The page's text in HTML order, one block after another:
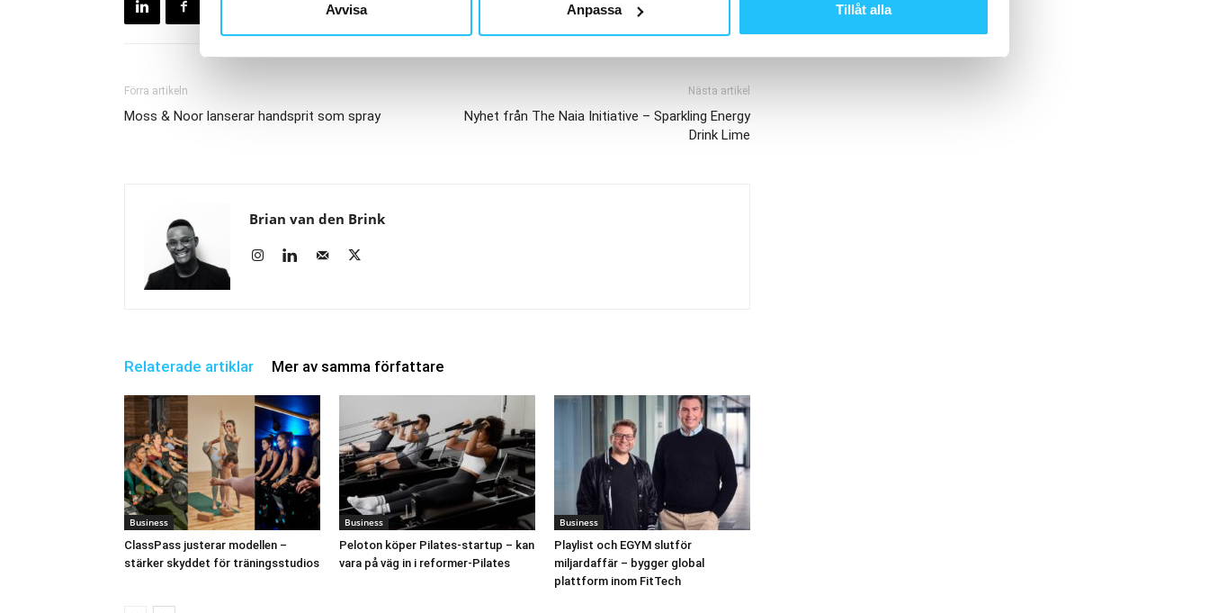
Avvisa Anpassa Tillåt alla
Förra artikeln
Moss & Noor lanserar handsprit som spray
Nästa artikel
Nyhet från The Naia Initiative – Sparkling Energy
Drink Lime
Brian van den Brink
Relaterade artiklar Mer av samma författare
Business
ClassPass justerar modellen –
stärker skyddet för träningsstudios
Business
Peloton köper Pilates-startup – kan
vara på väg in i reformer-Pilates
Business
Playlist och EGYM slutför
miljardaffär – bygger global
plattform inom FitTech